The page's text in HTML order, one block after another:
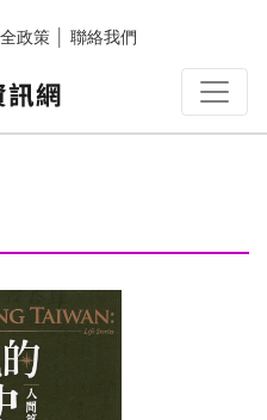
政策 聯絡我們